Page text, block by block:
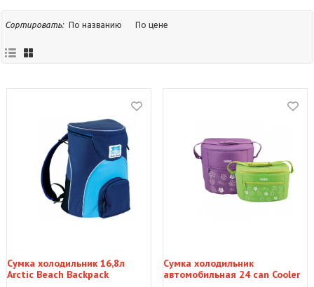
Сортировать: По названию По цене
Сумка холодильник 16,8л
Arctic Beach Backpack
Сумка холодильник
автомобильная 24 can Cooler